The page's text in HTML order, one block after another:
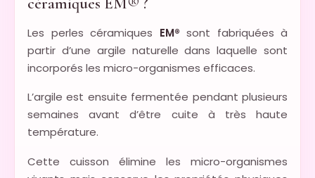
Les perles céramiques EM® sont fabriquées à
partir d’une argile naturelle dans laquelle sont
incorporés les micro-organismes efficaces.
L’argile est ensuite fermentée pendant plusieurs
semaines avant d’être cuite à très haute
température.
Cette cuisson élimine les micro-organismes